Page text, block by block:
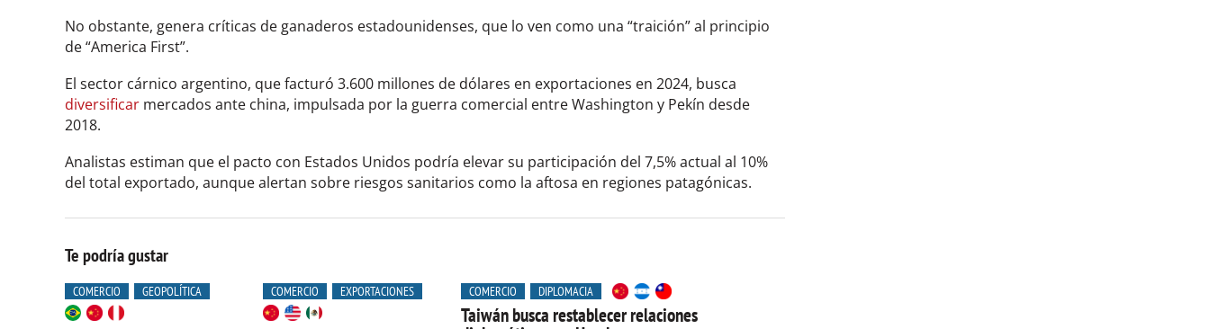
No obstante, genera críticas de ganaderos estadounidenses, que lo ven como una “traición” al principio
de “America First”.
El sector cárnico argentino, que facturó 3.600 millones de dólares en exportaciones en 2024, busca
diversificar mercados ante china, impulsada por la guerra comercial entre Washington y Pekín desde
2018.
Analistas estiman que el pacto con Estados Unidos podría elevar su participación del 7,5% actual al 10%
del total exportado, aunque alertan sobre riesgos sanitarios como la aftosa en regiones patagónicas.
Te podría gustar
COMERCIO GEOPOLÍTICA COMERCIO EXPORTACIONES COMERCIO DIPLOMACIA
Taiwán busca restablecer relaciones